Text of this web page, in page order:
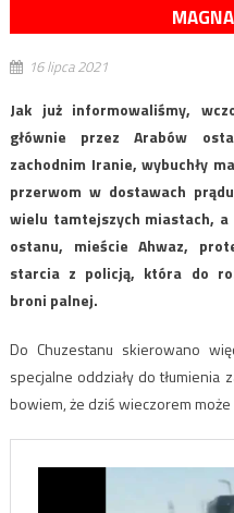
16 lipca 2021
Jak już informowaliśmy,
głównie przez Arabów
zachodnim Iranie, wybuchły
przerwom w dostawach
wielu tamtejszych miastach,
ostanu, mieście Ahwaz,
starcia z policją, która do
broni palnej.
Do Chuzestanu skierowano
specjalne oddziały do tłumienia
bowiem, że dziś wieczorem